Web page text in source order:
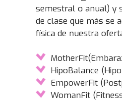
semestral o anual) y
de clase que más se
física de nuestra
HipoBalance
EmpowerFit
WomanFit